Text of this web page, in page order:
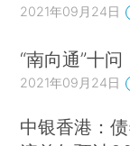
2021年09月24日
“南向通”十
2021年09月24日
中银香港：